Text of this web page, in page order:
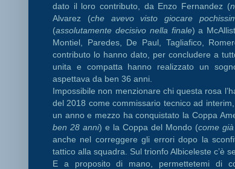
dato il loro contributo, da Enzo Fernandez (
Alvarez (che avevo visto giocare
(assolutamente decisivo nella finale) a
Montiel, Paredes, De Paul, Tagliafico,
contributo lo hanno dato, per concludere a
unita e compatta hanno realizzato un
aspettava da ben 36 anni.
Impossibile non menzionare chi questa rosa
del 2018 come commissario tecnico ad
un anno e mezzo ha conquistato la Coppa
ben 28 anni) e la Coppa del Mondo (come
anche nel correggere gli errori dopo la
tattico alla squadra. Sul trionfo Albiceleste c’è
E a proposito di mano, permettetemi di